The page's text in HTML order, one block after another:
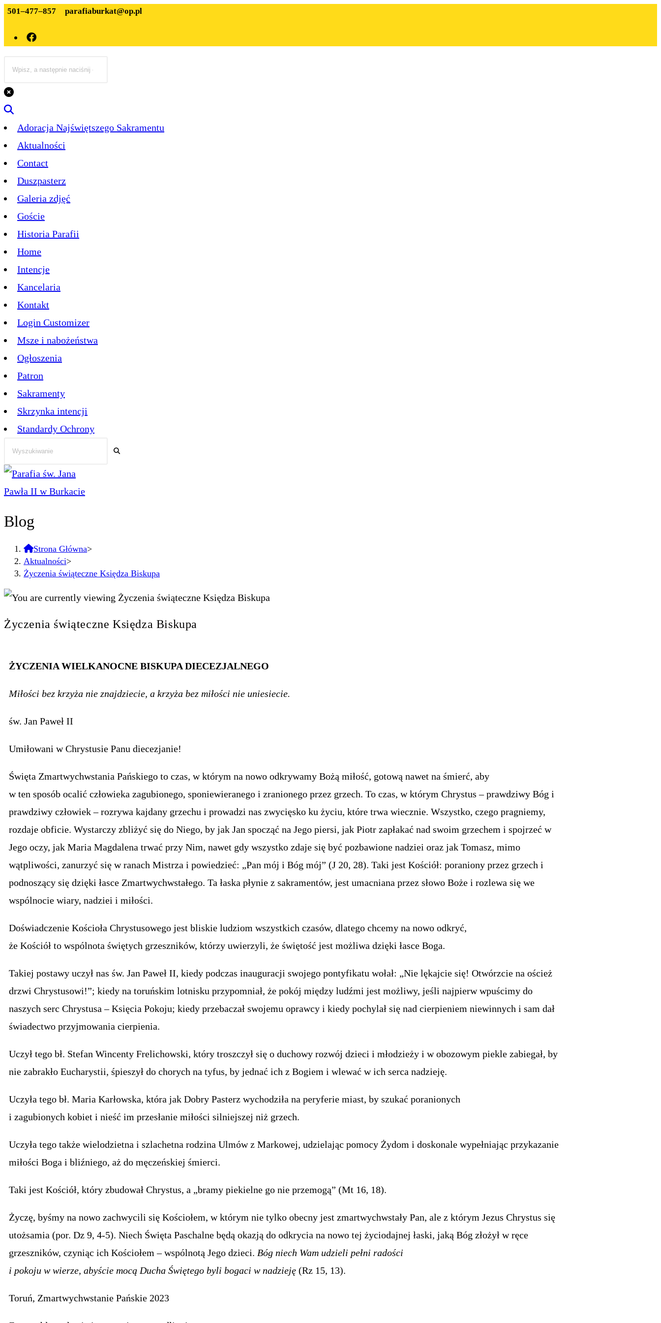
501–477–857 parafiaburkat@op.pl
Adoracja Najświętszego Sakramentu
Aktualności
Contact
Duszpasterz
Galeria zdjęć
Goście
Historia Parafii
Home
Intencje
Kancelaria
Kontakt
Login Customizer
Msze i nabożeństwa
Ogłoszenia
Patron
Sakramenty
Skrzynka intencji
Standardy Ochrony
Blog
Strona Główna>
Aktualności>
Życzenia świąteczne Księdza Biskupa
Życzenia świąteczne Księdza Biskupa
ŻYCZENIA WIELKANOCNE BISKUPA DIECEZJALNEGO
Miłości bez krzyża nie znajdziecie, a krzyża bez miłości nie uniesiecie.
św. Jan Paweł II
Umiłowani w Chrystusie Panu diecezjanie!
Święta Zmartwychwstania Pańskiego to czas, w którym na nowo odkrywamy Bożą miłość, gotową nawet na śmierć, aby
w ten sposób ocalić człowieka zagubionego, sponiewieranego i zranionego przez grzech. To czas, w którym Chrystus – prawdziwy Bóg i
prawdziwy człowiek – rozrywa kajdany grzechu i prowadzi nas zwycięsko ku życiu, które trwa wiecznie. Wszystko, czego pragniemy,
rozdaje obficie. Wystarczy zbliżyć się do Niego, by jak Jan spocząć na Jego piersi, jak Piotr zapłakać nad swoim grzechem i spojrzeć w
Jego oczy, jak Maria Magdalena trwać przy Nim, nawet gdy wszystko zdaje się być pozbawione nadziei oraz jak Tomasz, mimo
wątpliwości, zanurzyć się w ranach Mistrza i powiedzieć: „Pan mój i Bóg mój” (J 20, 28). Taki jest Kościół: poraniony przez grzech i
podnoszący się dzięki łasce Zmartwychwstałego. Ta łaska płynie z sakramentów, jest umacniana przez słowo Boże i rozlewa się we
wspólnocie wiary, nadziei i miłości.
Doświadczenie Kościoła Chrystusowego jest bliskie ludziom wszystkich czasów, dlatego chcemy na nowo odkryć,
że Kościół to wspólnota świętych grzeszników, którzy uwierzyli, że świętość jest możliwa dzięki łasce Boga.
Takiej postawy uczył nas św. Jan Paweł II, kiedy podczas inauguracji swojego pontyfikatu wołał: „Nie lękajcie się! Otwórzcie na oścież
drzwi Chrystusowi!”; kiedy na toruńskim lotnisku przypomniał, że pokój między ludźmi jest możliwy, jeśli najpierw wpuścimy do
naszych serc Chrystusa – Księcia Pokoju; kiedy przebaczał swojemu oprawcy i kiedy pochylał się nad cierpieniem niewinnych i sam dał
świadectwo przyjmowania cierpienia.
Uczył tego bł. Stefan Wincenty Frelichowski, który troszczył się o duchowy rozwój dzieci i młodzieży i w obozowym piekle zabiegał, by
nie zabrakło Eucharystii, śpieszył do chorych na tyfus, by jednać ich z Bogiem i wlewać w ich serca nadzieję.
Uczyła tego bł. Maria Karłowska, która jak Dobry Pasterz wychodziła na peryferie miast, by szukać poranionych
i zagubionych kobiet i nieść im przesłanie miłości silniejszej niż grzech.
Uczyła tego także wielodzietna i szlachetna rodzina Ulmów z Markowej, udzielając pomocy Żydom i doskonale wypełniając przykazanie
miłości Boga i bliźniego, aż do męczeńskiej śmierci.
Taki jest Kościół, który zbudował Chrystus, a „bramy piekielne go nie przemogą” (Mt 16, 18).
Życzę, byśmy na nowo zachwycili się Kościołem, w którym nie tylko obecny jest zmartwychwstały Pan, ale z którym Jezus Chrystus się
utożsamia (por. Dz 9, 4-5). Niech Święta Paschalne będą okazją do odkrycia na nowo tej życiodajnej łaski, jaką Bóg złożył w ręce
grzeszników, czyniąc ich Kościołem – wspólnotą Jego dzieci. Bóg niech Wam udzieli pełni radości
i pokoju w wierze, abyście mocą Ducha Świętego byli bogaci w nadzieję (Rz 15, 13).
Toruń, Zmartwychwstanie Pańskie 2023